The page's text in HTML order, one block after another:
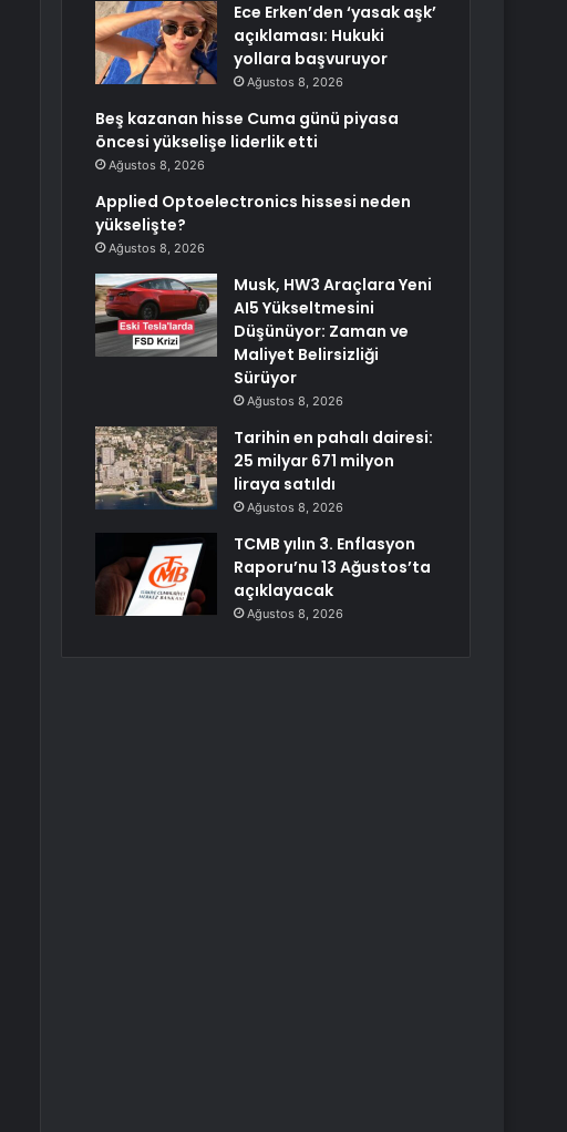
Ece Erken’den ‘yasak aşk’
açıklaması: Hukuki
yollara başvuruyor
Ağustos 8, 2026
Beş kazanan hisse Cuma günü piyasa
öncesi yükselişe liderlik etti
Ağustos 8, 2026
Applied Optoelectronics hissesi neden
yükselişte?
Ağustos 8, 2026
Musk, HW3 Araçlara Yeni
AI5 Yükseltmesini
Düşünüyor: Zaman ve
Maliyet Belirsizliği
Sürüyor
Ağustos 8, 2026
Tarihin en pahalı dairesi:
25 milyar 671 milyon
liraya satıldı
Ağustos 8, 2026
TCMB yılın 3. Enflasyon
Raporu’nu 13 Ağustos’ta
açıklayacak
Ağustos 8, 2026